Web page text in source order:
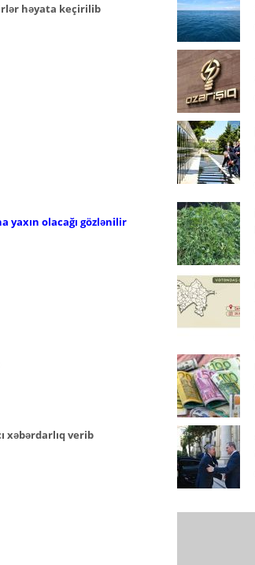
həyata keçirilib
yaxın olacağı gözlənilir
xəbərdarlıq verib